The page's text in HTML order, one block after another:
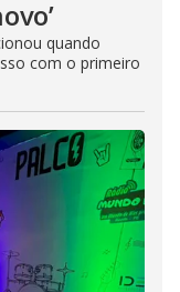
quando
com o primeiro